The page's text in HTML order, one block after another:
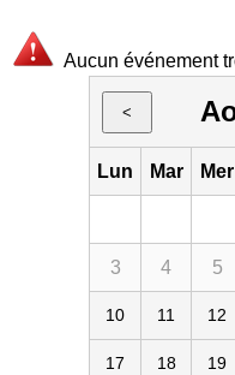
Aucun événement
<
Lun Mar Mer
3 4 5
10 11 12
17 18 19